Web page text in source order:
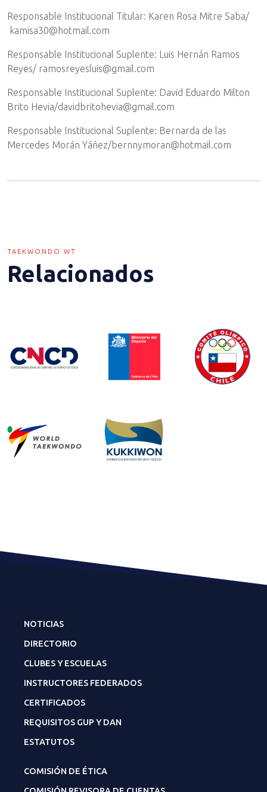
Responsable Institucional Titular: Karen Rosa Mitre Saba/
kamisa30@hotmail.com
Responsable Institucional Suplente: Luis Hernán Ramos
Reyes/ ramosreyesluis@gmail.com
Responsable Institucional Suplente: David Eduardo Milton
Brito Hevia/davidbritohevia@gmail.com
Responsable Institucional Suplente: Bernarda de las
Mercedes Morán Yáñez/bernnymoran@hotmail.com
TAEKWONDO WT
Relacionados
NOTICIAS
DIRECTORIO
CLUBES Y ESCUELAS
INSTRUCTORES FEDERADOS
CERTIFICADOS
REQUISITOS GUP Y DAN
ESTATUTOS
COMISIÓN DE ÉTICA